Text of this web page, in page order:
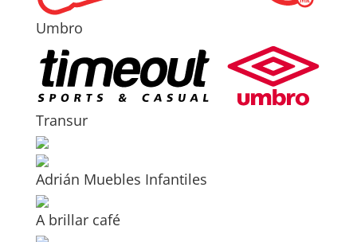
Umbro
Transur
Adrián Muebles Infantiles
A brillar café